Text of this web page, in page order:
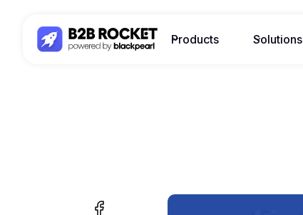
Products Solutions